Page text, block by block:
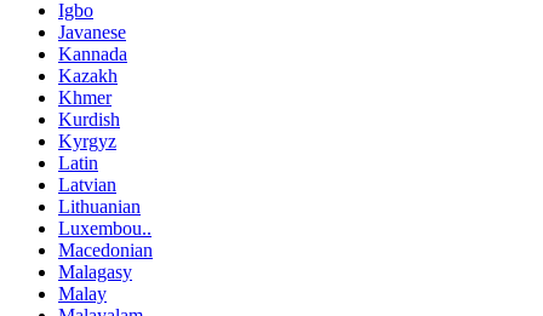
Igbo
Javanese
Kannada
Kazakh
Khmer
Kurdish
Kyrgyz
Latin
Latvian
Lithuanian
Luxembou..
Macedonian
Malagasy
Malay